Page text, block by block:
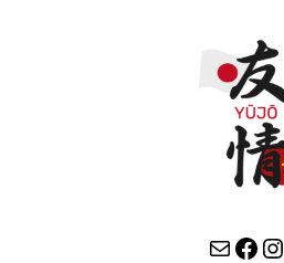
contact par email lien facebook Instagram